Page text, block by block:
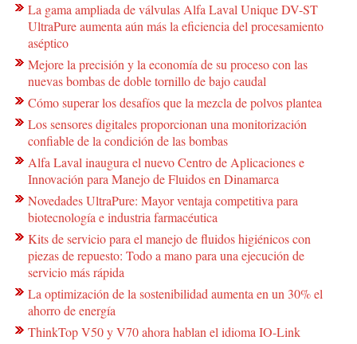
La gama ampliada de válvulas Alfa Laval Unique DV-ST
UltraPure aumenta aún más la eficiencia del procesamiento
aséptico
Mejore la precisión y la economía de su proceso con las
nuevas bombas de doble tornillo de bajo caudal
Cómo superar los desafíos que la mezcla de polvos plantea
Los sensores digitales proporcionan una monitorización
confiable de la condición de las bombas
Alfa Laval inaugura el nuevo Centro de Aplicaciones e
Innovación para Manejo de Fluidos en Dinamarca
Novedades UltraPure: Mayor ventaja competitiva para
biotecnología e industria farmacéutica
Kits de servicio para el manejo de fluidos higiénicos con
piezas de repuesto: Todo a mano para una ejecución de
servicio más rápida
La optimización de la sostenibilidad aumenta en un 30% el
ahorro de energía
ThinkTop V50 y V70 ahora hablan el idioma IO-Link